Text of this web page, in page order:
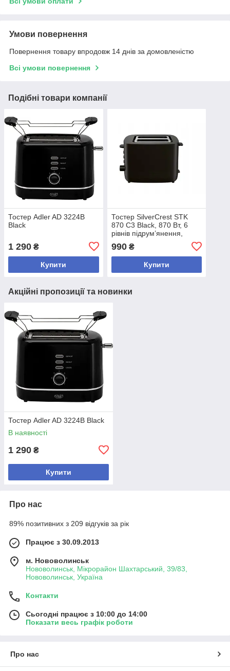
Умови повернення
Повернення товару впродовж 14 днів за домовленістю
Всі умови повернення
Подібні товари компанії
Тостер Adler AD 3224B
Black
1 290 ₴
Купити
Тостер SilverCrest STK
870 C3 Black, 870 Вт, 6
рівнів підрум’янення,
розморожування,
автостоп, нержавіюча стал
990₴
Купити
Акційні пропозиції та новинки
Тостер Adler AD 3224B Black
В наявності
1 290 ₴
Купити
Про нас
89% позитивних з 209 відгуків за рік
Працює з 30.09.2013
м. Нововолинськ
Нововолинськ, Мікрорайон Шахтарський, 39/83,
Нововолинськ, Україна
Контакти
Сьогодні працює з 10:00 до 14:00
Показати весь графік роботи
Про нас